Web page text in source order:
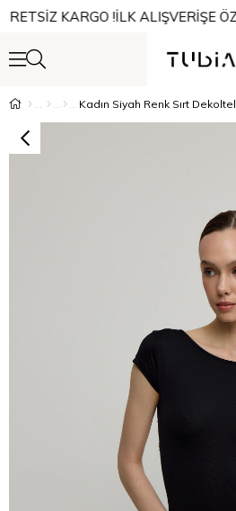
KARGO ! İLK ALIŞVERİŞE
Kadın Siyah Renk Sırt